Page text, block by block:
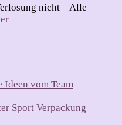
nicht – Alle
Ideen vom Team
Sport Verpackung